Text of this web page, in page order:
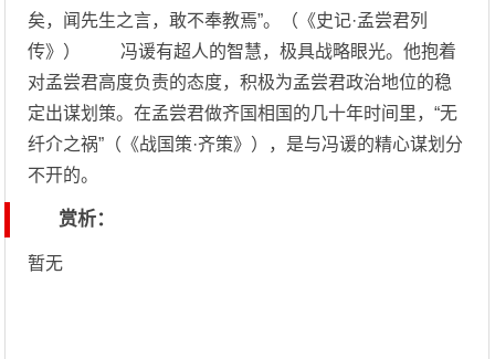
矣，闻先生之言，敢不奉教焉”。（《史记·孟尝君列
传》） 冯谖有超人的智慧，极具战略眼光。他抱着
对孟尝君高度负责的态度，积极为孟尝君政治地位的稳
定出谋划策。在孟尝君做齐国相国的几十年时间里，“无
纤介之祸”（《战国策·齐策》），是与冯谖的精心谋划分
不开的。
赏析：
暂无